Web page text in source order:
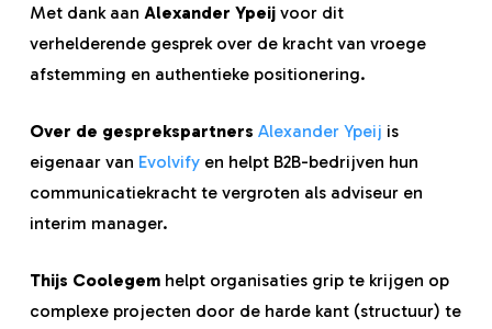
Met dank aan Alexander Ypeijvoor dit
verhelderende gesprek over de kracht van vroege
afstemming en authentieke positionering.
Over de gesprekspartners Alexander Ypeij is
eigenaar van Evolvifyen helpt B2B-bedrijven hun
communicatiekracht te vergroten als adviseur en
interim manager.
Thijs Coolegemhelpt organisaties grip te krijgen op
complexe projecten door de harde kant (structuur) te